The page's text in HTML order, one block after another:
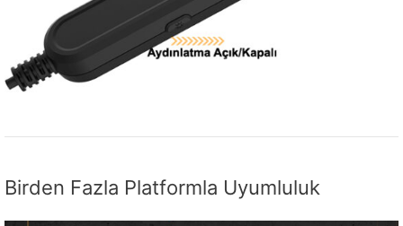
Birden Fazla Platformla Uyumluluk